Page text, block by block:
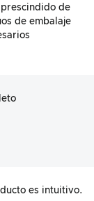
prescindido de
de embalaje
es intuitivo.